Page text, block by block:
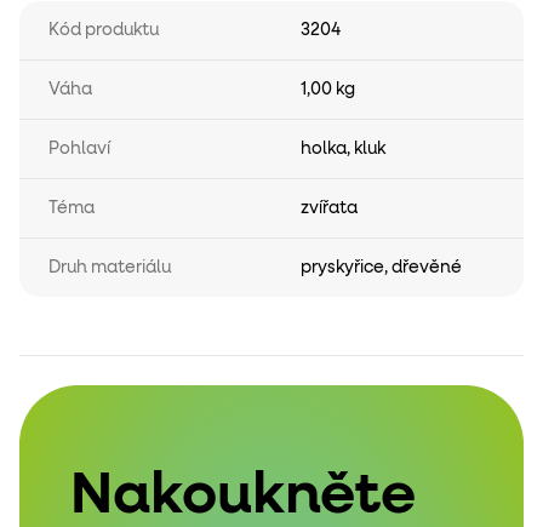
Kód produktu 3204
Váha 1,00 kg
Pohlaví holka, kluk
Téma zvířata
Druh materiálu pryskyřice, dřevěné
Nakoukněte